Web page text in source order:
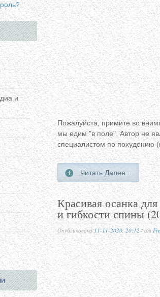
и
Пожалуйста, примите во
мы едим "в поле". Автор не
специалистом по похудению
Читать Далее...
Красивая осанка
и гибкости спины
Опубликовано11-11-2020, 20:12 / от